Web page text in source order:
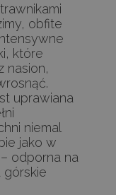
obfite
które
nasion,
uprawiana
niemal
jako w
odporna na
górskie